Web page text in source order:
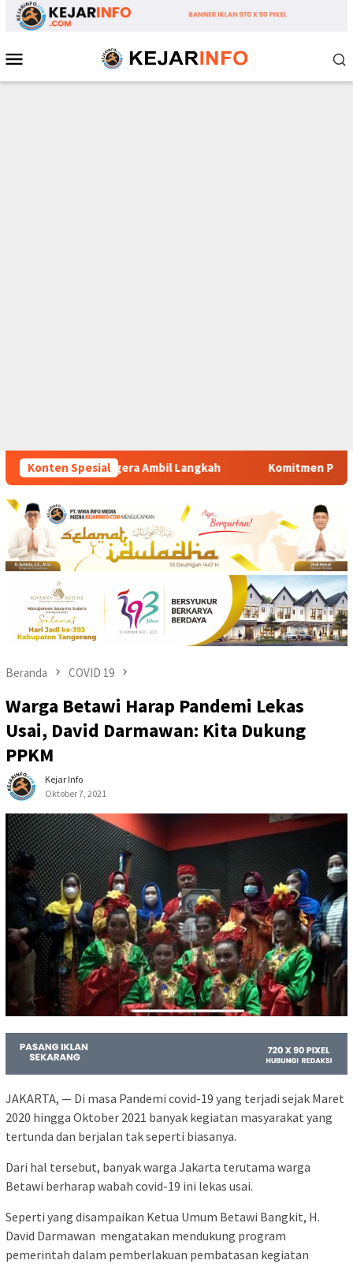
Loncat
Mobile
Konten Spesial
Komitmen Polsek Tigaraksa Tindak Tegas
Beranda COVID 19
Warga Betawi Harap Pandemi Lekas
Usai, David Darmawan: Kita Dukung
PPKM
Kejar Info
Oktober 7, 2021
JAKARTA, — Di masa Pandemi covid-19 yang terjadi sejak Maret
2020 hingga Oktober 2021 banyak kegiatan masyarakat yang
tertunda dan berjalan tak seperti biasanya.
Dari hal tersebut, banyak warga Jakarta terutama warga
Betawi berharap wabah covid-19 ini lekas usai.
Seperti yang disampaikan Ketua Umum Betawi Bangkit, H.
David Darmawan mengatakan mendukung program
pemerintah dalam pemberlakuan pembatasan kegiatan